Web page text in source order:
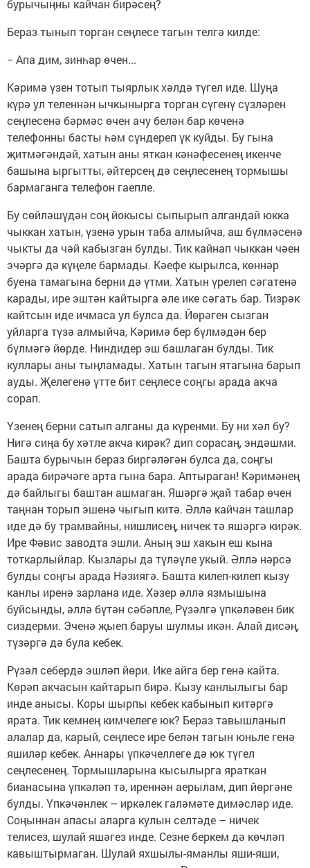
бурычыңны кайчан бирәсең?
Бераз тынып торган сеңлесе тагын телгә килде:
− Апа дим, зинһар өчен...
Кәримә үзен тотып тыярлык хәлдә түгел иде. Шуңа
күрә ул теленнән ычкынырга торган сүгенү сүзләрен
сеңлесенә бәрмәс өчен ачу белән бар көченә
телефонны басты һәм сүндереп үк куйды. Бу гына
җитмәгәндәй, хатын аны яткан кәнәфесенең икенче
башына ыргытты, әйтерсең дә сеңлесенең тормышы
бармаганга телефон гаепле.
Бу сөйләшүдән соң йокысы сыпырып алгандай юкка
чыккан хатын, үзенә урын таба алмыйча, аш бүлмәсенә
чыкты да чәй кабызган булды. Тик кайнап чыккан чәен
эчәргә дә күңеле бармады. Кәефе кырылса, көннәр
буена тамагына берни дә үтми. Хатын үрелеп сәгатенә
карады, ире эштән кайтырга әле ике сәгать бар. Тизрәк
кайтсын иде ичмаса ул булса да. Йөрәген сызган
уйларга түзә алмыйча, Кәримә бер бүлмәдән бер
бүлмәгә йөрде. Ниндидер эш башлаган булды. Тик
куллары аны тыңламады. Хатын тагын ятагына барып
ауды. Җелегенә үтте бит сеңлесе соңгы арада акча
сорап.
Үзенең берни сатып алганы да күренми. Бу ни хәл бу?
Нигә сиңа бу хәтле акча кирәк? дип сорасаң, эндәшми.
Башта бурычын бераз биргәләгән булса да, соңгы
арада бирәчәге арта гына бара. Аптыраган! Кәримәнең
дә байлыгы баштан ашмаган. Яшәргә җай табар өчен
таңнан торып эшенә чыгып китә. Әллә кайчан ташлар
иде дә бу трамвайны, нишлисең, ничек тә яшәргә кирәк.
Ире Фәвис заводта эшли. Аның эш хакын еш кына
тоткарлыйлар. Кызлары да түләүле укый. Әллә нәрсә
булды соңгы арада Нәзиягә. Башта килеп-килеп кызу
канлы иренә зарлана иде. Хәзер әллә язмышына
буйсынды, әллә бүтән сәбәпле, Рүзәлгә үпкәләвен бик
сиздерми. Эченә җыеп баруы шулмы икән. Алай дисәң,
түзәргә дә була кебек.
Рүзәл себердә эшләп йөри. Ике айга бер генә кайта.
Көрәп акчасын кайтарып бирә. Кызу канлылыгы бар
инде анысы. Коры шырпы кебек кабынып китәргә
ярата. Тик кемнең кимчелеге юк? Бераз тавышланып
алалар да, карый, сеңлесе ире белән тагын юньле генә
яшиләр кебек. Аннары үпкәчеллеге дә юк түгел
сеңлесенең. Тормышларына кысылырга яраткан
бианасына үпкәләп тә, иреннән аерылам, дип йөргәне
булды. Үпкәчәнлек – иркәлек галәмәте димәсләр иде.
Соңыннан апасы аларга кулын селтәде – ничек
телисез, шулай яшәгез инде. Сезне беркем дә көчләп
кавыштырмаган. Шулай яхшылы-яманлы яши-яши,